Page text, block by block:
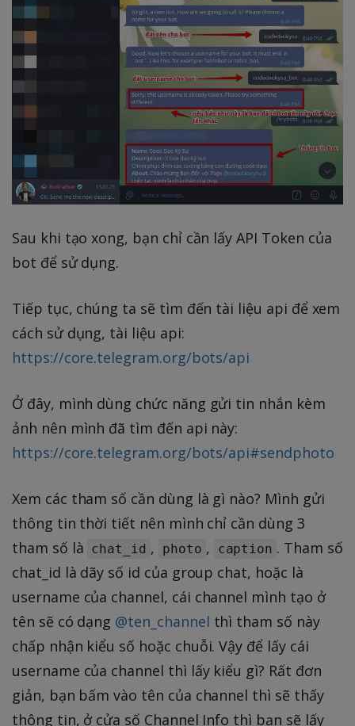
Sau khi tạo xong, bạn chỉ cần lấy API Token của
bot để sử dụng.
Tiếp tục, chúng ta sẽ tìm đến tài liệu api để xem
cách sử dụng, tài liệu api:
https://core.telegram.org/bots/api
Ở đây, mình dùng chức năng gửi tin nhắn kèm
ảnh nên mình đã tìm đến api này:
https://core.telegram.org/bots/api#sendphoto
Xem các tham số cần dùng là gì nào? Mình gửi
thông tin thời tiết nên mình chỉ cần dùng 3
tham số là chat_id , photo , caption . Tham số
chat_id là dãy số id của group chat, hoặc là
username của channel, cái channel mình tạo ở
tên sẽ có dạng @ten_channel thì tham số này
chấp nhận kiểu số hoặc chuỗi. Vậy để lấy cái
username của channel thì lấy kiểu gì? Rất đơn
giản, bạn bấm vào tên của channel thì sẽ thấy
thông tin, ở cửa số Channel Info thì bạn sẽ lấy